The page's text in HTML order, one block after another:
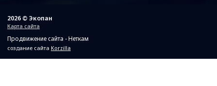
2026 © Экопан
Карта сайта
Продвижение сайта - Неткам
создание сайта Korzilla